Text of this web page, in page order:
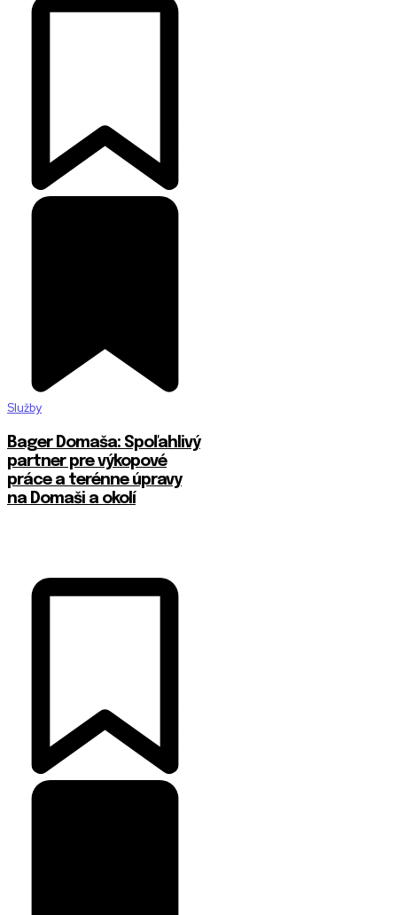
Služby
Bager Domaša: Spoľahlivý
partner pre výkopové
práce a terénne úpravy
na Domaši a okolí